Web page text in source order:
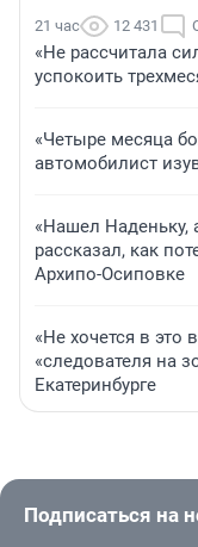
21 час 12 431
«Не рассчитала
успокоить
«Четыре месяца
автомобилист
«Нашел Наденьку,
рассказал, как
Архипо-Осиповке
«Не хочется в это
«следователя на
Екатеринбурге
Подписаться на